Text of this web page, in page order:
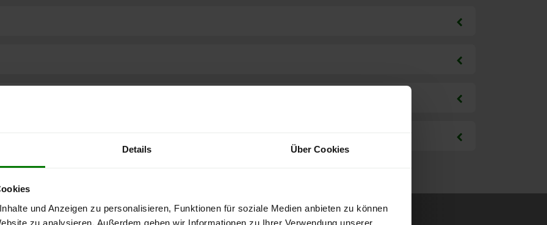
Details Über Cookies
und Anzeigen zu personalisieren, Funktionen für soziale Medien anbieten zu können
zu analysieren. Außerdem geben wir Informationen zu Ihrer Verwendung unserer